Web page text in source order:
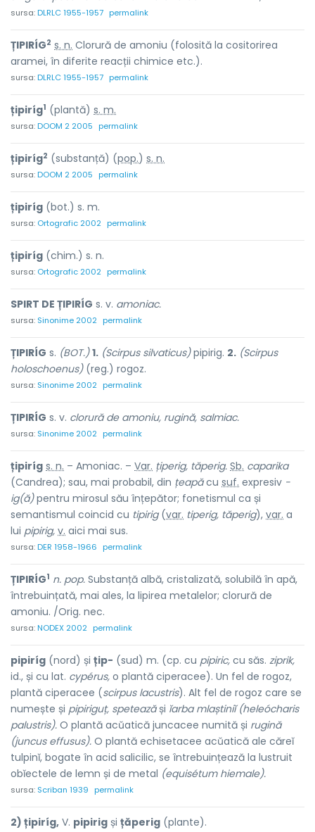
sursa:DLRLC 1955-1957 permalink
ȚIPIRÍG2 s. n. Clorură de amoniu (folosită la cositorirea
aramei, în diferite reacții chimice etc.).
sursa:DLRLC 1955-1957 permalink
țipiríg1 (plantă) s. m.
sursa:DOOM 2 2005 permalink
țipiríg2 (substanță) (pop.) s. n.
sursa:DOOM 2 2005 permalink
țipiríg (bot.) s. m.
sursa: Ortografic 2002 permalink
țipiríg (chim.) s. n.
sursa: Ortografic 2002 permalink
SPIRT DE ȚIPIRÍG s. v. amoniac.
sursa: Sinonime 2002 permalink
ȚIPIRÍG s. (BOT.) 1. (Scirpus silvaticus)pipirig. 2. (Scirpus
holoschoenus)(reg.) rogoz.
sursa: Sinonime 2002 permalink
ȚIPIRÍG s. v. clorură de amoniu, rugină, salmiac.
sursa: Sinonime 2002 permalink
țipiríg s. n. – Amoniac. – Var. țiperig, tăperig. Sb. caparika
(Candrea); sau, mai probabil, din țeapăcu suf. expresiv -
ig(ă)pentru mirosul său înțepător; fonetismul ca și
semantismul coincid cu tipirig(var. tiperig, tăperig), var. a
lui pipirig, v. aici mai sus.
sursa:DER 1958-1966 permalink
ȚIPIRÍG1 n. pop. Substanță albă, cristalizată, solubilă în apă,
întrebuințată, mai ales, la lipirea metalelor; clorură de
amoniu. /Orig. nec.
sursa:NODEX 2002 permalink
pipiríg (nord) și țip- (sud) m. (cp. cu pipiric, cu săs. ziprik,
id., și cu lat. cypérus, o plantă ciperacee). Un fel de rogoz,
plantă ciperacee (scirpus lacustris). Alt fel de rogoz care se
numește și pipiriguț, speteazăși ĭarba mlaștiniĭ (heleócharis
palustris). O plantă acŭatică juncacee numită și rugină
(juncus effusus). O plantă echisetacee acŭatică ale căreĭ
tulpinĭ, bogate în acid salicilic, se întrebuințează la lustruit
obĭectele de lemn și de metal (equisétum hiemale).
sursa: Scriban 1939 permalink
2) țipiríg, V. pipirig și țăperig (plante).